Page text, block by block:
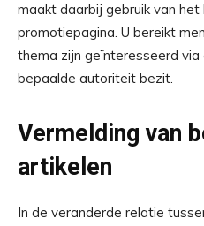
maakt daarbij gebruik van het
promotiepagina. U bereikt
thema zijn geïnteresseerd via
bepaalde autoriteit bezit.
Vermelding van
artikelen
In de veranderde relatie